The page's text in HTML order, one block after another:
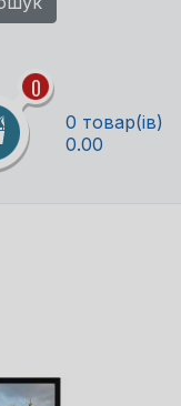
0
0 товар(ів)
0.00